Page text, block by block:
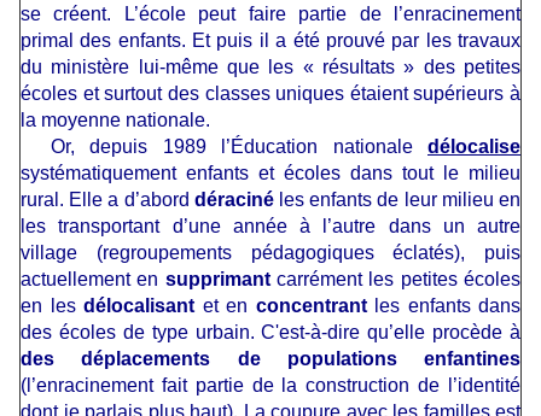
se créent. L’école peut faire partie de l’enracinement
primal des enfants. Et puis il a été prouvé par les travaux
du ministère lui-même que les « résultats » des petites
écoles et surtout des classes uniques étaient supérieurs à
la moyenne nationale.
Or, depuis 1989 l’Éducation nationale délocalise
systématiquement enfants et écoles dans tout le milieu
rural. Elle a d’abord déracinéles enfants de leur milieu en
les transportant d’une année à l’autre dans un autre
village (regroupements pédagogiques éclatés), puis
actuellement en supprimantcarrément les petites écoles
en les délocalisant et en concentrantles enfants dans
des écoles de type urbain. C'est-à-dire qu’elle procède à
des déplacements de populations enfantines
(l’enracinement fait partie de la construction de l’identité